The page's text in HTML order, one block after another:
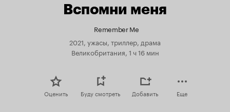
Вспомни меня
Remember Me
2021, ужасы, триллер, драма
Великобритания, 1 ч 16 мин
Оценить Буду смотреть Добавить Еще